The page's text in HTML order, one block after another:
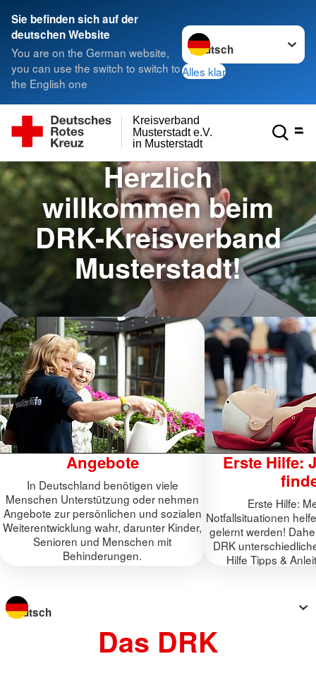
Sie befinden sich auf der
deutschen Website
You are on the German website,
you can use the switch to switch to
the English one
Sprache wechseln zu
Alles klar
in Musterstadt
Musterstadt e.V.
Kreisverband
Herzlich
willkommen beim
DRK-Kreisverband
Musterstadt!
Angebote
In Deutschland benötigen viele
Menschen Unterstützung oder nehmen
Angebote zur persönlichen und sozialen
Weiterentwicklung wahr, darunter Kinder,
Senioren und Menschen mit
Behinderungen.
Erste Hilfe:
Erste Hilfe:
Notfallsituationen
gelernt werden!
DRK
Hilfe Tipps &
Sprache wechseln zu
Das DRK